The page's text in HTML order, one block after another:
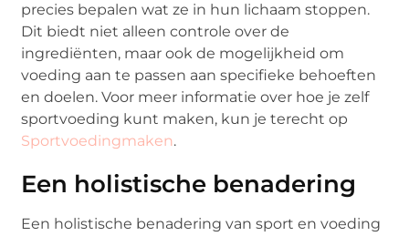
precies bepalen wat ze in hun lichaam stoppen.
Dit biedt niet alleen controle over de
ingrediënten, maar ook de mogelijkheid om
voeding aan te passen aan specifieke behoeften
en doelen. Voor meer informatie over hoe je zelf
sportvoeding kunt maken, kun je terecht op
Sportvoedingmaken.
Een holistische benadering
Een holistische benadering van sport en voeding